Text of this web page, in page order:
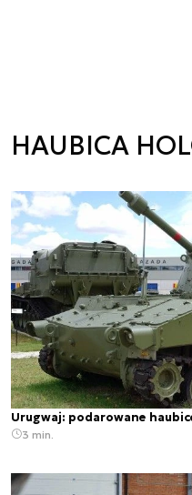
HAUBICA
Urugwaj: podarowane
3 min.